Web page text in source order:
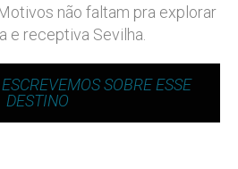
não faltam pra explorar
e receptiva Sevilha.
SOBRE ESSE
DESTINO